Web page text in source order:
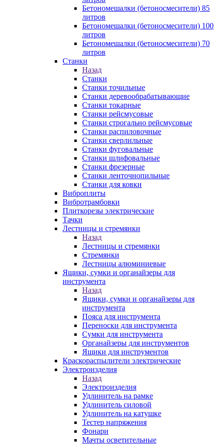
Бетономешалки (бетоносмесители) 85
литров
Бетономешалки (бетоносмесители) 100
литров
Бетономешалки (бетоносмесители) 70
литров
Станки
Назад
Станки
Станки точильные
Станки деревообрабатывающие
Станки токарные
Станки рейсмусовые
Станки строгально рейсмусовые
Станки распиловочные
Станки сверлильные
Станки фуговальные
Станки шлифовальные
Станки фрезерные
Станки ленточнопильные
Станки для ковки
Виброплиты
Вибротрамбовки
Плиткорезы электрические
Тачки
Лестницы и стремянки
Назад
Лестницы и стремянки
Стремянки
Лестницы алюминиевые
Ящики, сумки и органайзеры для
инструмента
Назад
Ящики, сумки и органайзеры для
инструмента
Пояса для инструмента
Переноски для инструмента
Сумки для инструмента
Органайзеры для инструментов
Ящики для инструментов
Краскораспылители электрические
Электроизделия
Назад
Электроизделия
Удлинитель на рамке
Удлинитель силовой
Удлинитель на катушке
Тестер напряжения
Фонари
Мачты осветительные